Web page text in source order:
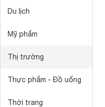
Du lịch
Mỹ phẩm
Thị trường
Thực phẩm - Đồ uống
Thời trang